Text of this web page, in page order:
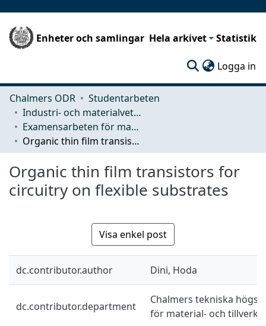
Enheter och samlingar Hela arkivet Statistik
Logga in
Chalmers ODR
Studentarbeten
Industri- och materialvetenskap (IMS)
Examensarbeten för masterexamen
Organic thin film transistors for circuitry on flexible substrates
Organic thin film transistors for
circuitry on flexible substrates
Visa enkel post
dc.contributor.author Dini, Hoda
dc.contributor.department
Chalmers tekniska
för material- och